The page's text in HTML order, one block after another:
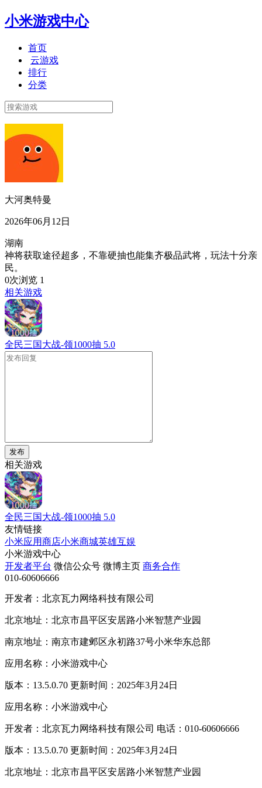
小米游戏中心
首页
云游戏
排行
分类
大河奥特曼
2026年06月12日
湖南
神将获取途径超多，不靠硬抽也能集齐极品武将，玩法十分亲
民。
0次浏览 1
相关游戏
全民三国大战-领1000抽 5.0
发布
相关游戏
全民三国大战-领1000抽 5.0
友情链接
小米应用商店小米商城英雄互娱
小米游戏中心
开发者平台 微信公众号 微博主页 商务合作
010-60606666
开发者：北京瓦力网络科技有限公司
北京地址：北京市昌平区安居路小米智慧产业园
南京地址：南京市建邺区永初路37号小米华东总部
应用名称：小米游戏中心
版本：13.5.0.70 更新时间：2025年3月24日
应用名称：小米游戏中心
开发者：北京瓦力网络科技有限公司 电话：010-60606666
版本：13.5.0.70 更新时间：2025年3月24日
北京地址：北京市昌平区安居路小米智慧产业园